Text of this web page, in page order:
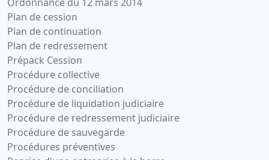
Plan de cession
Plan de continuation
Plan de redressement
Prépack Cession
Procédure collective
Procédure de conciliation
Procédure de liquidation judiciaire
Procédure de redressement judiciaire
Procédure de sauvegarde
Procédures préventives